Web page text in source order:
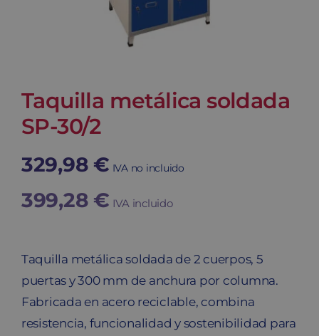
Taquilla metálica soldada
SP-30/2
329,98 € IVA no incluido
399,28 € IVA incluido
Taquilla metálica soldada de 2 cuerpos, 5
puertas y 300 mm de anchura por columna.
Fabricada en acero reciclable, combina
resistencia, funcionalidad y sostenibilidad para